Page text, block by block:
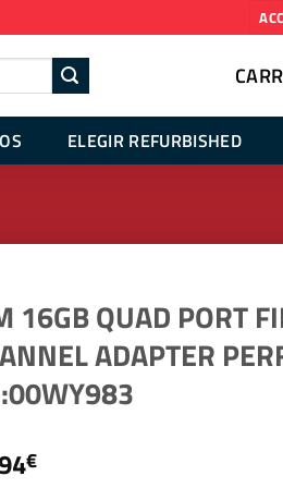
ELEGIR REFURBISHED
16GB QUAD PORT
ADAPTER
€